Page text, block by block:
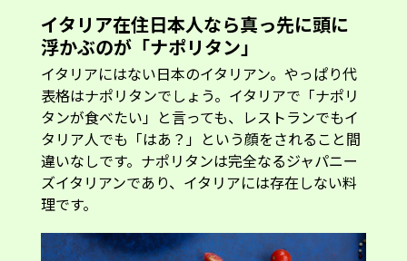
イタリア在住日本人なら真っ先に頭に
浮かぶのが「ナポリタン」
イタリアにはない日本のイタリアン。やっぱり代
表格はナポリタンでしょう。イタリアで「ナポリ
タンが食べたい」と言っても、レストランでもイ
タリア人でも「はあ？」という顔をされること間
違いなしです。ナポリタンは完全なるジャパニー
ズイタリアンであり、イタリアには存在しない料
理です。